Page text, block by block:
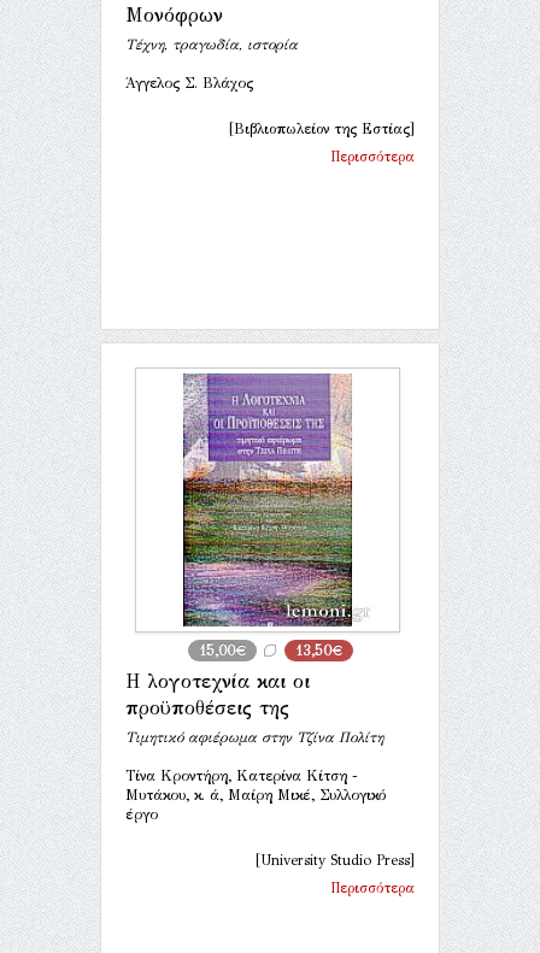
Μονόφρων
Τέχνη, τραγωδία, ιστορία
Άγγελος Σ. Βλάχος
[Βιβλιοπωλείον της Εστίας]
Περισσότερα
15,00€ 13,50€
Η λογοτεχνία και οι
προϋποθέσεις της
Τιμητικό αφιέρωμα στην Τζίνα Πολίτη
Τίνα Κροντήρη, Κατερίνα Κίτση -
Μυτάκου, κ. ά, Μαίρη Μικέ, Συλλογικό
έργο
[University Studio Press]
Περισσότερα